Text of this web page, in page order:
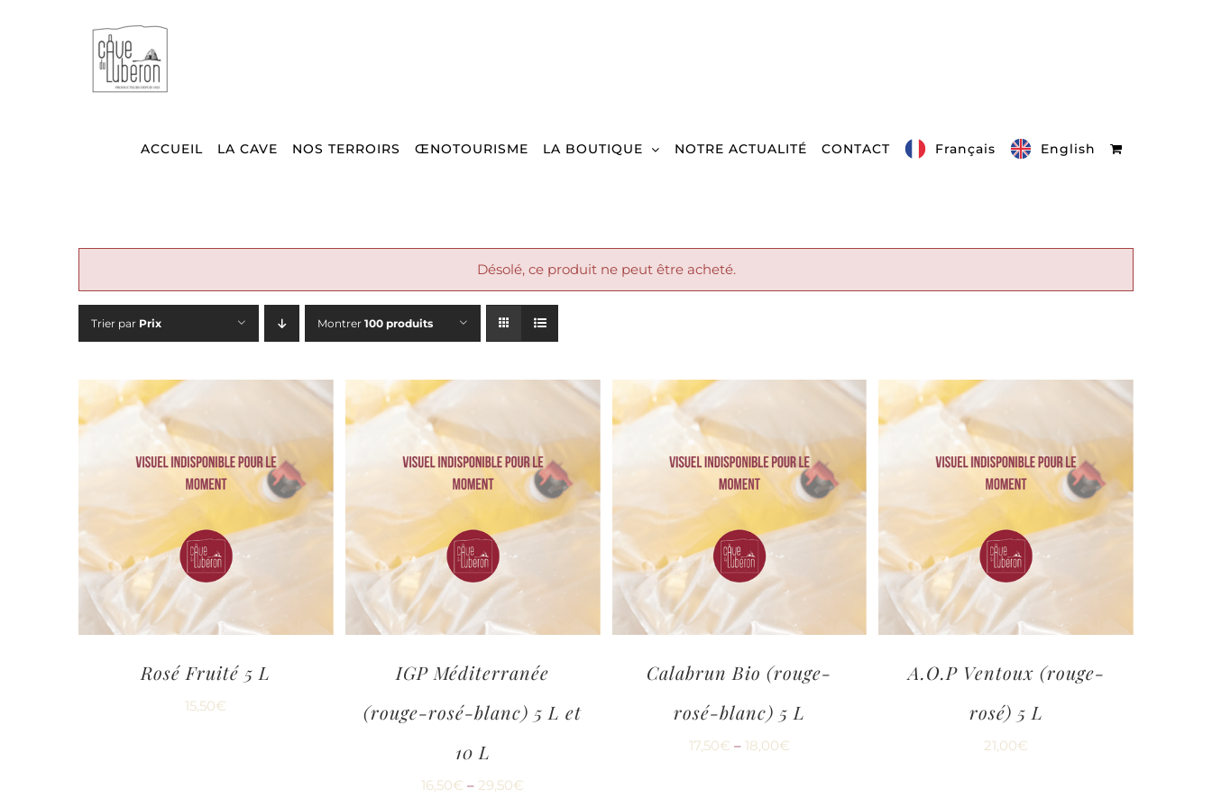
ACCUEIL LA CAVE NOS TERROIRS ŒNOTOURISME LA BOUTIQUE NOTRE ACTUALITÉ CONTACT Français English
Désolé, ce produit ne peut être acheté.
Trier par Prix Montrer 100 produits
Rosé Fruité 5 L
15,50€
IGP Méditerranée
(rouge-rosé-blanc) 5 L et
10 L
16,50€ – 29,50€
Calabrun Bio (rouge-
rosé-blanc) 5 L
17,50€ – 18,00€
A.O.P Ventoux (rouge-
rosé) 5 L
21,00€